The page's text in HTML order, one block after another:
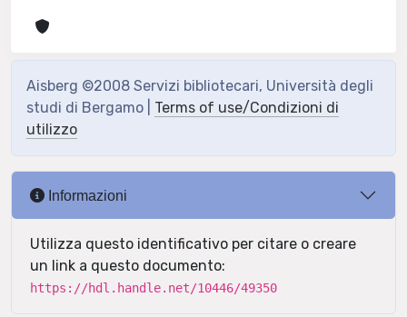
Aisberg ©2008 Servizi bibliotecari, Università degli
studi di Bergamo | Terms of use/Condizioni di
utilizzo
Informazioni
Utilizza questo identificativo per citare o creare
un link a questo documento:
https://hdl.handle.net/10446/49350